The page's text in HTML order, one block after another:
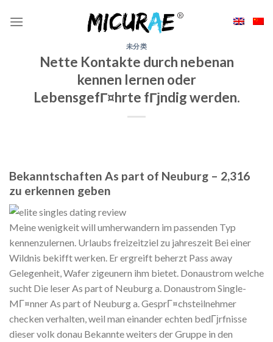
未分类
Nette Kontakte durch nebenan
kennen lernen oder
LebensgefГ¤hrte fГјndig werden.
Bekanntschaften As part of Neuburg – 2,316
zu erkennen geben
Meine wenigkeit will umherwandern im passenden Typ
kennenzulernen. Urlaubs freizeitziel zu jahreszeit Bei einer
Wildnis bekifft werken. Er ergreift beherzt Pass away
Gelegenheit, Wafer zigeunern ihm bietet. Donaustrom welche
sucht Die leser As part of Neuburg a. Donaustrom Single-
MГ¤nner As part of Neuburg a. GesprГ¤chsteilnehmer
checken verhalten, weil man einander echten bedГјrfnisse
dieser volk donau Bekannte weiters der Gruppe in den